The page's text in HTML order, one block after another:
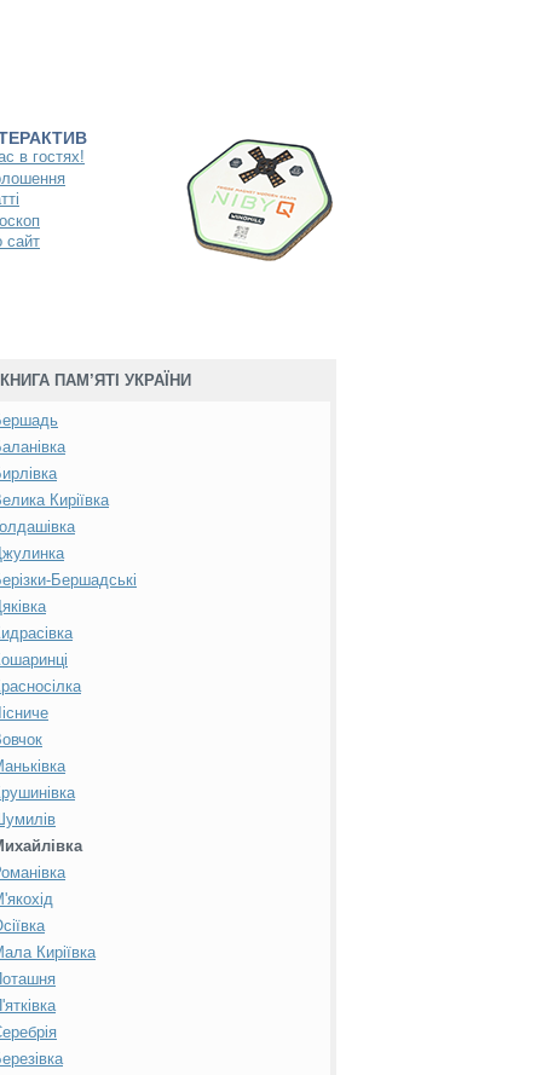
в гостях!
сайт
КНИГА ПАМ’ЯТІ УКРАЇНИ
Киріївка
Бершадські
Киріївка